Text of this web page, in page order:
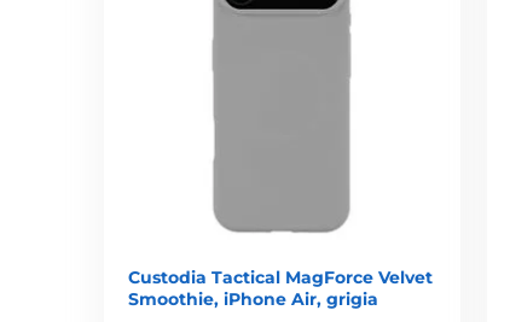
Custodia Tactical MagForce Velvet
Smoothie, iPhone Air, grigia